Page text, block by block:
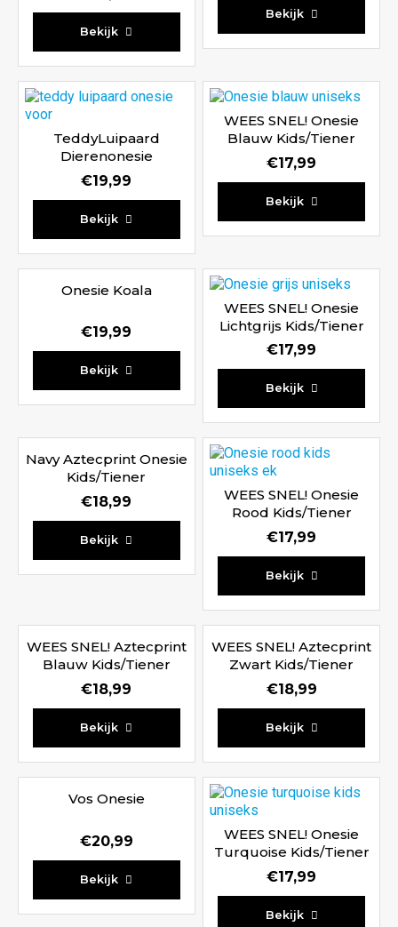
Bekijk
Bekijk
TeddyLuipaard
Dierenonesie
€19,99
Bekijk
WEES SNEL! Onesie
Blauw Kids/Tiener
€17,99
Bekijk
Onesie Koala
€19,99
Bekijk
WEES SNEL! Onesie
Lichtgrijs Kids/Tiener
€17,99
Bekijk
Navy Aztecprint Onesie
Kids/Tiener
€18,99
Bekijk
WEES SNEL! Onesie
Rood Kids/Tiener
€17,99
Bekijk
WEES SNEL! Aztecprint
Blauw Kids/Tiener
€18,99
Bekijk
WEES SNEL! Aztecprint
Zwart Kids/Tiener
€18,99
Bekijk
Vos Onesie
€20,99
Bekijk
WEES SNEL! Onesie
Turquoise Kids/Tiener
€17,99
Bekijk